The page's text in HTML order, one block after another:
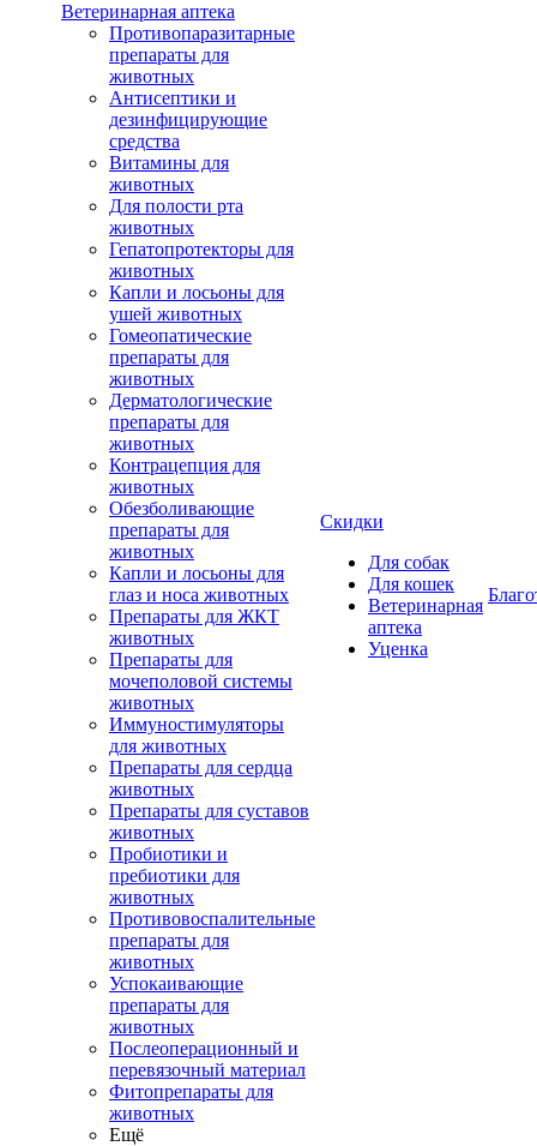
Ветеринарная аптека
Противопаразитарные
препараты для
животных
Антисептики и
дезинфицирующие
средства
Витамины для
животных
Для полости рта
животных
Гепатопротекторы для
животных
Капли и лосьоны для
ушей животных
Гомеопатические
препараты для
животных
Дерматологические
препараты для
животных
Контрацепция для
животных
Обезболивающие
препараты для
животных
Капли и лосьоны для
глаз и носа животных
Препараты для ЖКТ
животных
Препараты для
мочеполовой системы
животных
Иммуностимуляторы
для животных
Препараты для сердца
животных
Препараты для суставов
животных
Пробиотики и
пребиотики для
животных
Противовоспалительные
препараты для
животных
Успокаивающие
препараты для
животных
Послеоперационный и
перевязочный материал
Фитопрепараты для
животных
Ещё
Скидки
Для собак
Для кошек
Ветеринарная
аптека
Уценка